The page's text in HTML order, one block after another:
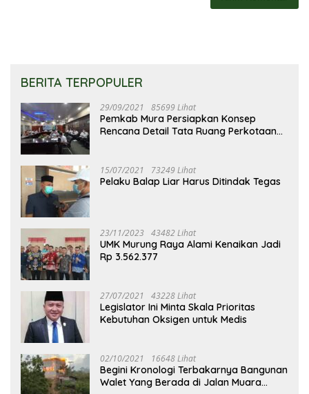
BERITA TERPOPULER
29/09/2021 85699 Lihat
Pemkab Mura Persiapkan Konsep
Rencana Detail Tata Ruang Perkotaan
15/07/2021 73249 Lihat
Pelaku Balap Liar Harus Ditindak Tegas
23/11/2023 43482 Lihat
UMK Murung Raya Alami Kenaikan Jadi
Rp 3.562.377
27/07/2021 43228 Lihat
Legislator Ini Minta Skala Prioritas
Kebutuhan Oksigen untuk Medis
02/10/2021 16648 Lihat
Begini Kronologi Terbakarnya Bangunan
Walet Yang Berada di Jalan Muara